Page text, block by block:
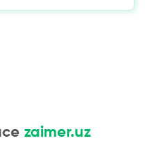
zaimer.uz